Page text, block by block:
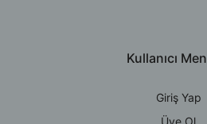
Kullanıcı
Giriş Yap